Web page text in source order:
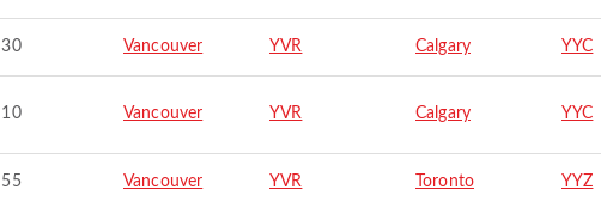
Vancouver YVR Calgary YYC
Vancouver YVR Calgary YYC
Vancouver YVR Toronto YYZ